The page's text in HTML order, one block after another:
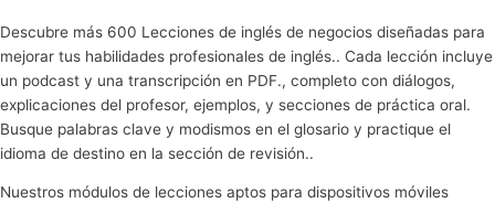
Descubre más 600 Lecciones de inglés de negocios diseñadas para
mejorar tus habilidades profesionales de inglés.. Cada lección incluye
un podcast y una transcripción en PDF., completo con diálogos,
explicaciones del profesor, ejemplos, y secciones de práctica oral.
Busque palabras clave y modismos en el glosario y practique el
idioma de destino en la sección de revisión..
Nuestros módulos de lecciones aptos para dispositivos móviles